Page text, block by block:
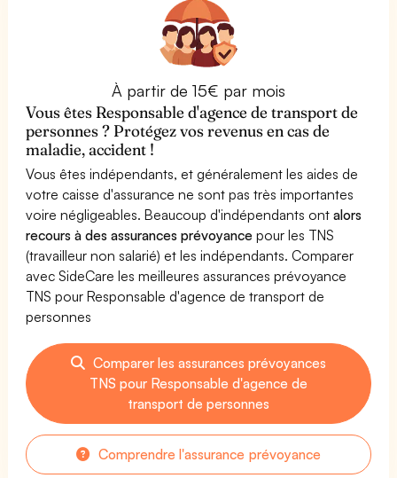
À partir de 15€ par mois
Vous êtes Responsable d'agence de transport de
personnes ? Protégez vos revenus en cas de
maladie, accident !
Vous êtes indépendants, et généralement les aides de
votre caisse d'assurance ne sont pas très importantes
voire négligeables. Beaucoup d'indépendants ontalors
recours à des assurances prévoyance pour les TNS
(travailleur non salarié) et les indépendants. Comparer
avec SideCare les meilleures assurances prévoyance
TNS pour Responsable d'agence de transport de
personnes
Comparer les assurances prévoyances
TNS pour Responsable d'agence de
transport de personnes
Comprendre l'assurance prévoyance